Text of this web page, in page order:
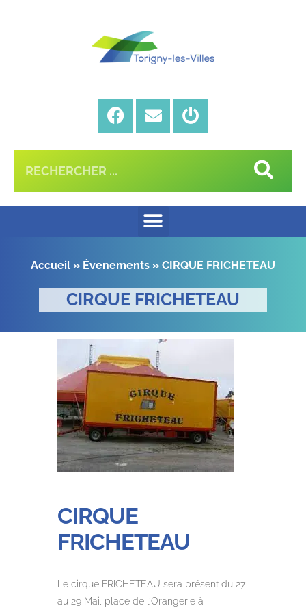
Accueil » Évenements » CIRQUE FRICHETEAU
CIRQUE FRICHETEAU
CIRQUE
FRICHETEAU
Le cirque FRICHETEAU sera présent du 27
au 29 Mai, place de l’Orangerie à